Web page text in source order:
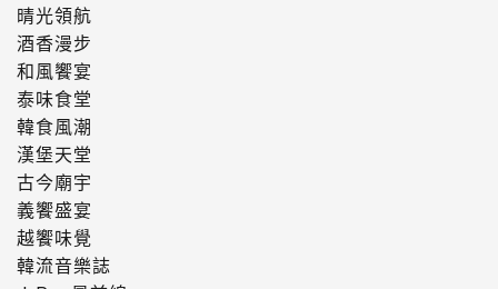
晴光領航
酒香漫步
和風饗宴
泰味食堂
韓食風潮
漢堡天堂
古今廟宇
義饗盛宴
越饗味覺
韓流音樂誌